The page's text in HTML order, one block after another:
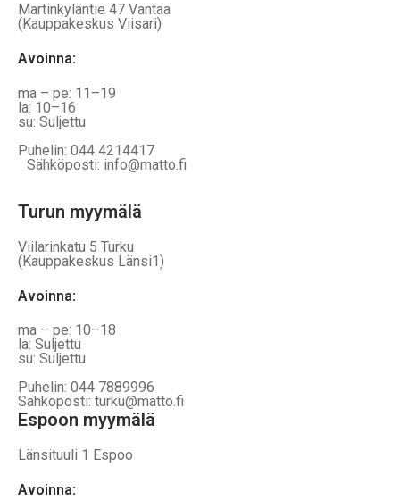
Martinkyläntie 47 Vantaa
(Kauppakeskus Viisari)
Avoinna:
ma – pe: 11–19
la: 10–16
su: Suljettu
Puhelin: 044 4214417
Sähköposti: info@matto.fi
Turun myymälä
Viilarinkatu 5 Turku
(Kauppakeskus Länsi1)
Avoinna:
ma – pe: 10–18
la: Suljettu
su: Suljettu
Puhelin: 044 7889996
Sähköposti: turku@matto.fi
Espoon myymälä
Länsituuli 1 Espoo
Avoinna: